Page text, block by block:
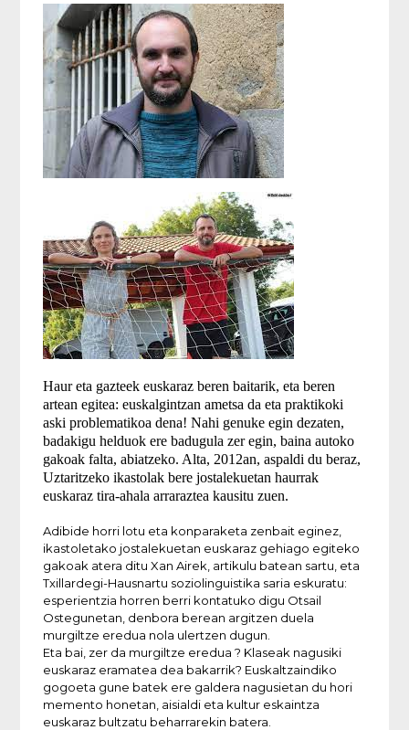
Haur eta gazteek euskaraz beren baitarik, eta beren
artean egitea: euskalgintzan ametsa da eta praktikoki
aski problematikoa dena! Nahi genuke egin dezaten,
badakigu helduok ere badugula zer egin, baina autoko
gakoak falta, abiatzeko. Alta, 2012an, aspaldi du beraz,
Uztaritzeko ikastolak bere jostalekuetan haurrak
euskaraz tira-ahala arraraztea kausitu zuen.
Adibide horri lotu eta konparaketa zenbait eginez,
ikastoletako jostalekuetan euskaraz gehiago egiteko
gakoak atera ditu Xan Airek, artikulu batean sartu, eta
Txillardegi-Hausnartu soziolinguistika saria eskuratu:
esperientzia horren berri kontatuko digu Otsail
Ostegunetan, denbora berean argitzen duela
murgiltze eredua nola ulertzen dugun.
Eta bai, zer da murgiltze eredua ? Klaseak nagusiki
euskaraz eramatea dea bakarrik? Euskaltzaindiko
gogoeta gune batek ere galdera nagusietan du hori
memento honetan, aisialdi eta kultur eskaintza
euskaraz bultzatu beharrarekin batera.